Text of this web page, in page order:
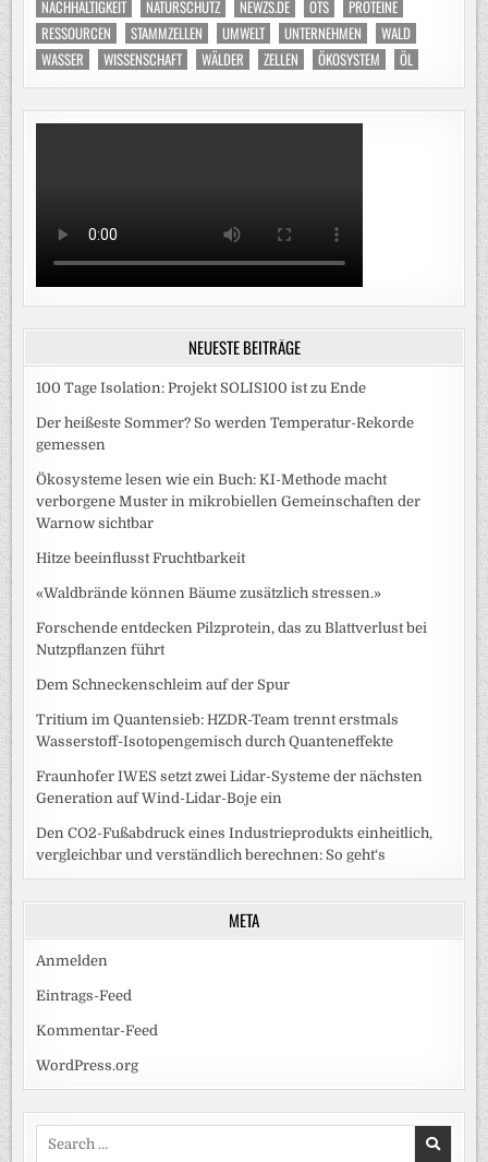
NACHHALTIGKEIT NATURSCHUTZ NEWZS.DE OTS
PROTEINE
RESSOURCEN
STAMMZELLEN UMWELT UNTERNEHMEN
WALD
WASSER
WISSENSCHAFT WÄLDER ZELLEN ÖKOSYSTEM ÖL
NEUESTE BEITRÄGE
100 Tage Isolation: Projekt SOLIS100 ist zu Ende
Der heißeste Sommer? So werden Temperatur-Rekorde
gemessen
Ökosysteme lesen wie ein Buch: KI-Methode macht
verborgene Muster in mikrobiellen Gemeinschaften der
Warnow sichtbar
Hitze beeinflusst Fruchtbarkeit
«Waldbrände können Bäume zusätzlich stressen.»
Forschende entdecken Pilzprotein, das zu Blattverlust bei
Nutzpflanzen führt
Dem Schneckenschleim auf der Spur
Tritium im Quantensieb: HZDR-Team trennt erstmals
Wasserstoff-Isotopengemisch durch Quanteneffekte
Fraunhofer IWES setzt zwei Lidar-Systeme der nächsten
Generation auf Wind-Lidar-Boje ein
Den CO2-Fußabdruck eines Industrieprodukts einheitlich,
vergleichbar und verständlich berechnen: So geht‘s
META
Anmelden
Eintrags-Feed
Kommentar-Feed
WordPress.org
Search